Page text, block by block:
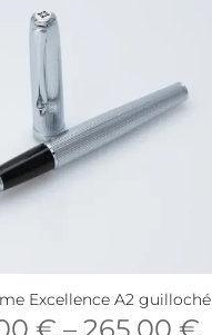
Excellence A2 guilloché
€ – 265,00 €